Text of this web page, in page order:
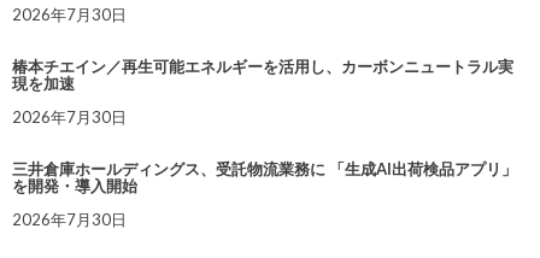
2026年7月30日
椿本チエイン／再生可能エネルギーを活用し、カーボンニュートラル実
現を加速
2026年7月30日
三井倉庫ホールディングス、受託物流業務に 「生成AI出荷検品アプリ」
を開発・導入開始
2026年7月30日